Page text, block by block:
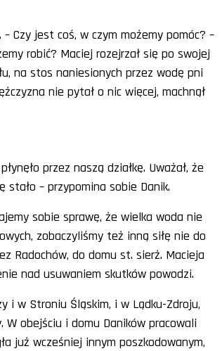
Czy jest coś, w czym możemy pomóc? –
robić? Maciej rozejrzał się po swojej
na stos naniesionych przez wodę pni
nie pytał o nic więcej, machnął
przez naszą działkę. Uważał, że
– przypomina sobie Danik.
sobie sprawę, że wielka woda nie
zobaczyliśmy też inną siłę nie do
Radochów, do domu st. sierż. Macieja
nad usuwaniem skutków powodzi.
i w Stroniu Śląskim, i w Lądku-Zdroju,
W obejściu i domu Daników pracowali
już wcześniej innym poszkodowanym,